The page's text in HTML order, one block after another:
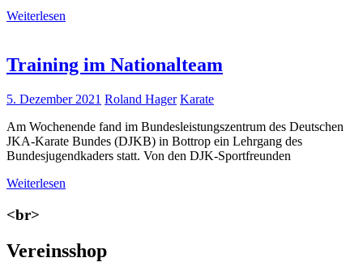
Weiterlesen
Training im Nationalteam
5. Dezember 2021 Roland Hager Karate
Am Wochenende fand im Bundesleistungszentrum des Deutschen
JKA-Karate Bundes (DJKB) in Bottrop ein Lehrgang des
Bundesjugendkaders statt. Von den DJK-Sportfreunden
Weiterlesen
<br>
Vereinsshop